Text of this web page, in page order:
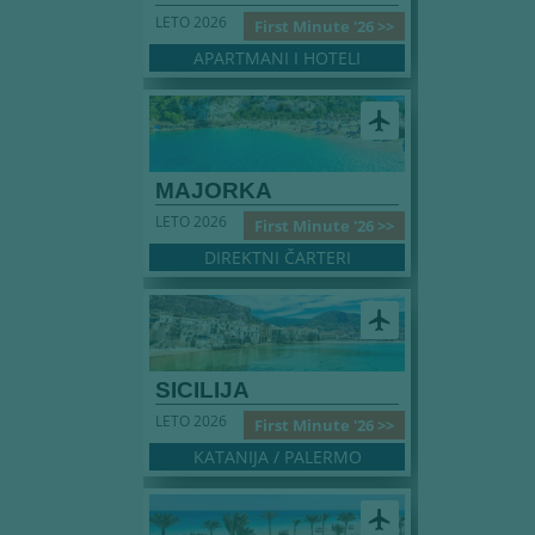
First Minute '26 >>
LETO 2026
APARTMANI I HOTELI
airplanemode_active
MAJORKA
First Minute '26 >>
LETO 2026
DIREKTNI ČARTERI
airplanemode_active
SICILIJA
First Minute '26 >>
LETO 2026
KATANIJA / PALERMO
airplanemode_active